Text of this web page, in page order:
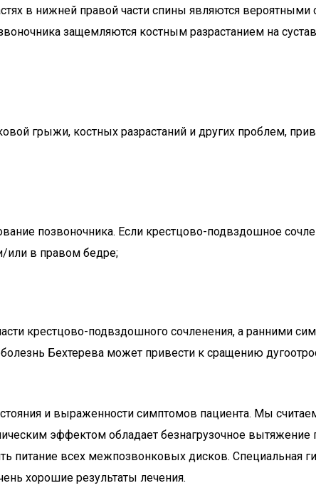
в нижней правой части спины являются вероятными
защемляются костным разрастанием на
грыжи, костных разрастаний и других проблем,
позвоночника. Если крестцово-подвздошное
или в правом бедре;
крестцово-подвздошного сочленения, а ранними
Бехтерева может привести к сращению
и выраженности симптомов пациента. Мы
эффектом обладает безнагрузочное
питание всех межпозвонковых дисков. Специальная
хорошие результаты лечения.